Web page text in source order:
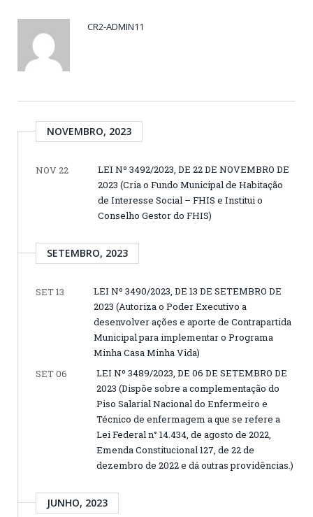
CR2-ADMIN11
NOVEMBRO, 2023
NOV 22
LEI Nº 3492/2023, DE 22 DE NOVEMBRO DE
2023 (Cria o Fundo Municipal de Habitação
de Interesse Social – FHIS e Institui o
Conselho Gestor do FHIS)
SETEMBRO, 2023
SET 13
LEI Nº 3490/2023, DE 13 DE SETEMBRO DE
2023 (Autoriza o Poder Executivo a
desenvolver ações e aporte de Contrapartida
Municipal para implementar o Programa
Minha Casa Minha Vida)
SET 06
LEI Nº 3489/2023, DE 06 DE SETEMBRO DE
2023 (Dispõe sobre a complementação do
Piso Salarial Nacional do Enfermeiro e
Técnico de enfermagem a que se refere a
Lei Federal n° 14.434, de agosto de 2022,
Emenda Constitucional 127, de 22 de
dezembro de 2022 e dá outras providências.)
JUNHO, 2023